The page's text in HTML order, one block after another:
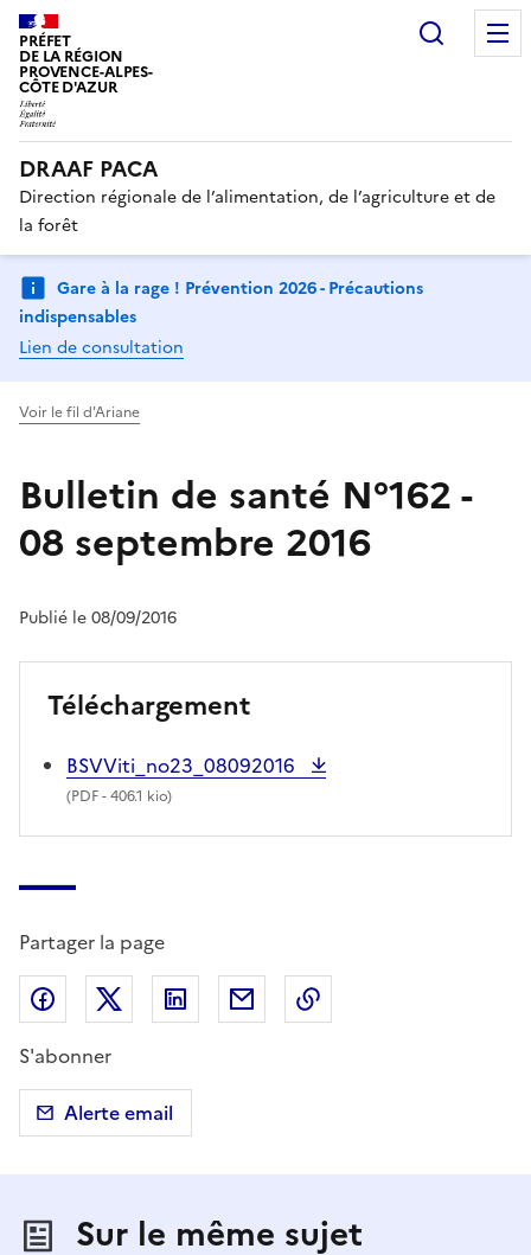
PRÉFET
DE LA RÉGION
PROVENCE-ALPES-
CÔTE D'AZUR
DRAAF PACA
Direction régionale de l’alimentation, de l’agriculture et de
la forêt
Gare à la rage ! Prévention 2026 - Précautions
indispensables
Lien de consultation
Voir le fil d'Ariane
Bulletin de santé N°162 -
08 septembre 2016
Publié le 08/09/2016
Téléchargement
BSVViti_no23_08092016
(PDF- 406.1 kio)
Partager la page
Partager sur Facebook
Partager sur X (anciennement Twitter)
Partager sur LinkedIn
Partager par email
S'abonner
Alerte email
Sur le même sujet